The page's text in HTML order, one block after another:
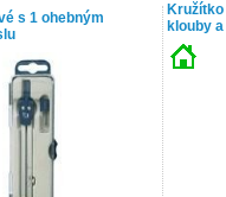
s 1 ohebným
klouby